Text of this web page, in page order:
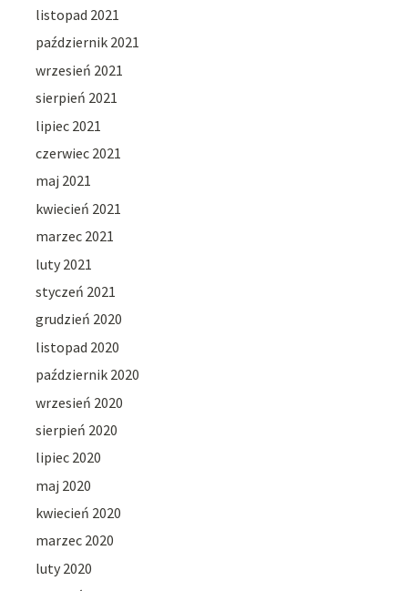
listopad 2021
październik 2021
wrzesień 2021
sierpień 2021
lipiec 2021
czerwiec 2021
maj 2021
kwiecień 2021
marzec 2021
luty 2021
styczeń 2021
grudzień 2020
listopad 2020
październik 2020
wrzesień 2020
sierpień 2020
lipiec 2020
maj 2020
kwiecień 2020
marzec 2020
luty 2020